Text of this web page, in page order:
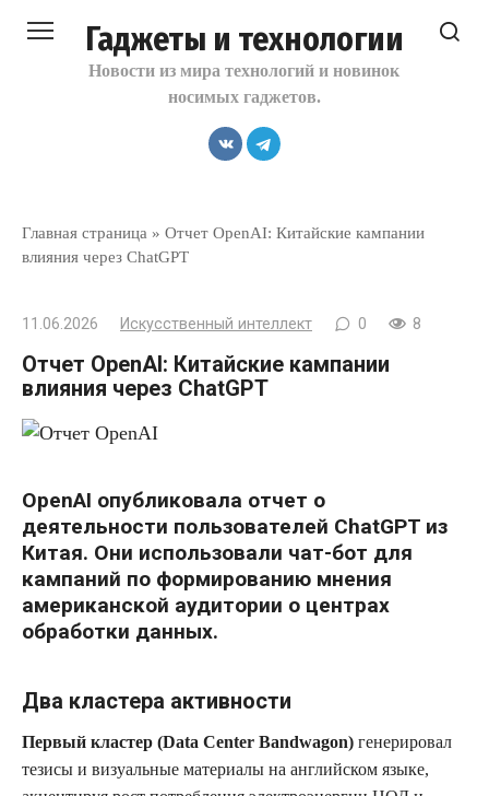
Гаджеты и технологии
Новости из мира технологий и новинок
носимых гаджетов.
Главная страница » Отчет OpenAI: Китайские кампании
влияния через ChatGPT
11.06.2026 Искусственный интеллект 0 8
Отчет OpenAI: Китайские кампании
влияния через ChatGPT
OpenAI опубликовала отчет о
деятельности пользователей ChatGPT из
Китая. Они использовали чат-бот для
кампаний по формированию мнения
американской аудитории о центрах
обработки данных.
Два кластера активности
Первый кластер (Data Center Bandwagon) генерировал
тезисы и визуальные материалы на английском языке,